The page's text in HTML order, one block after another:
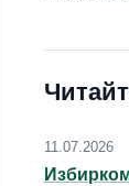
11.07.2026